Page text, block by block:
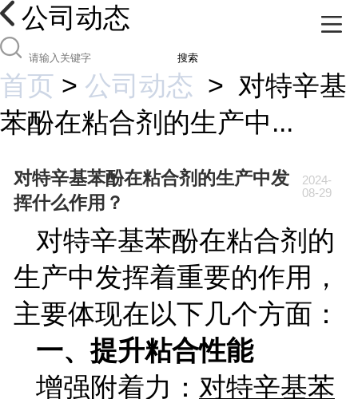
公司动态
搜索
首页 > 公司动态 > 对特辛基
苯酚在粘合剂的生产中...
对特辛基苯酚在粘合剂的生产中发
挥什么作用？
2024-
08-29
对特辛基苯酚在粘合剂的
生产中发挥着重要的作用，
主要体现在以下几个方面：
一、提升粘合性能
增强附着力： 对特辛基苯